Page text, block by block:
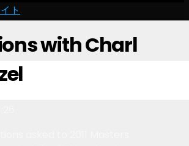
ト
with Charl
asked to 2011 Masters